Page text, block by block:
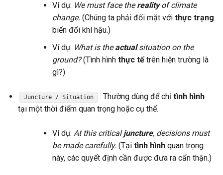
Ví dụ: We must face therealityof climate
change. (Chúng ta phải đối mặt với thực trạng
biến đổi khí hậu.)
Ví dụ: What is theactualsituation on the
ground?(Tình hình thực tếtrên hiện trường là
gì?)
Juncture / Situation : Thường dùng để chỉtình hình
tại một thời điểm quan trọng hoặc cụ thể.
Ví dụ: At this criticaljuncture, decisions must
be made carefully. (Tại tình hìnhquan trọng
này, các quyết định cần được đưa ra cẩn thận.)